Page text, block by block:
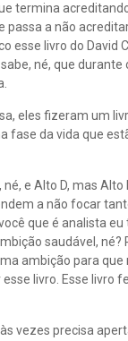
termina
a não
esse livro do
né, que
eles fizeram
da vida que
né, e Alto D, mas
a não focar
que é analista
saudável,
ambição para
livro. Esse
vezes precisa